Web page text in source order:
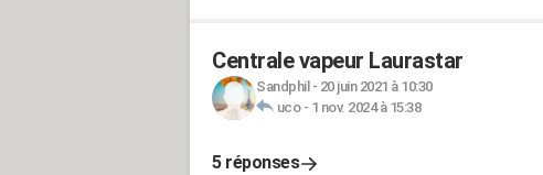
Centrale vapeur Laurastar
Sandphil - 20 juin 2021 à 10:30
uco- 1 nov. 2024 à 15:38
5 réponses